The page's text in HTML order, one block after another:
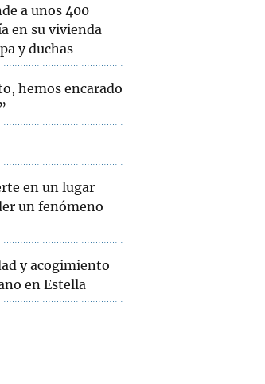
a unos 400
en su vivienda
y duchas
hemos encarado
en un lugar
un fenómeno
y acogimiento
en Estella